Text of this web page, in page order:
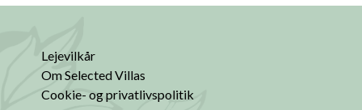
Lejevilkår
Om Selected Villas
Cookie- og privatlivspolitik